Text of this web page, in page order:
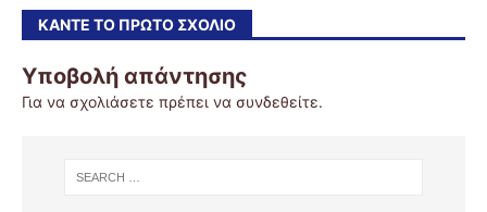
ΚΆΝΤΕ ΤΟ ΠΡΏΤΟ ΣΧΌΛΙΟ
Υποβολή απάντησης
Για να σχολιάσετε πρέπει να συνδεθείτε.